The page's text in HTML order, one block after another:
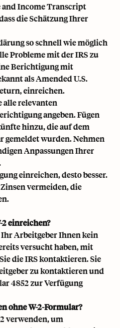
and Income Transcript
die Schätzung Ihrer
so schnell wie möglich
Probleme mit der IRS zu
Berichtigung mit
als Amended U.S.
einreichen.
alle relevanten
angeben. Fügen
hinzu, die auf dem
gemeldet wurden. Nehmen
Anpassungen Ihrer
einreichen, desto besser.
vermeiden, die
einreichen?
Arbeitgeber Ihnen kein
versucht haben, mit
die IRS kontaktieren. Sie
zu kontaktieren und
4852 zur Verfügung
ohne W-2-Formular?
verwenden, um